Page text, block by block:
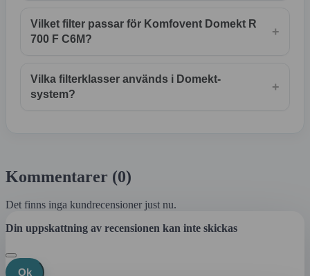
Vilket filter passar för Komfovent Domekt R
700 F C6M?
+
Vilka filterklasser används i Domekt-
system?
+
Kommentarer (0)
Det finns inga kundrecensioner just nu.
Din uppskattning av recensionen kan inte skickas
Ok